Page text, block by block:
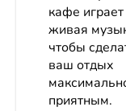
кафе играет
живая
чтобы
ваш отдых
приятным.